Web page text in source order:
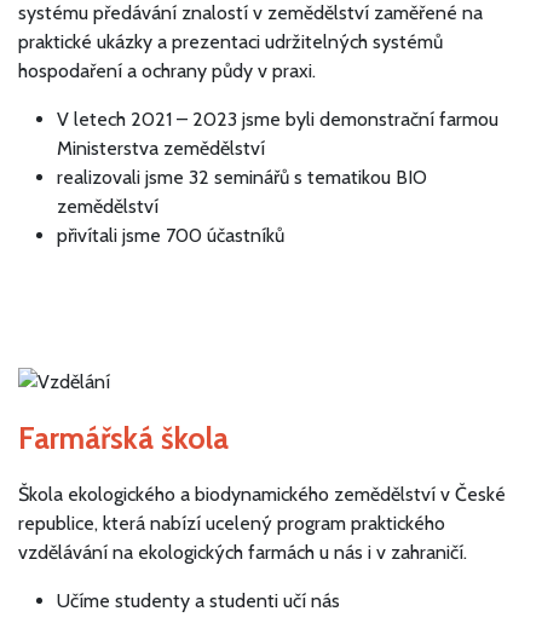
systému předávání znalostí v zemědělství zaměřené na
praktické ukázky a prezentaci udržitelných systémů
hospodaření a ochrany půdy v praxi.
V letech 2021 – 2023 jsme byli demonstrační farmou
Ministerstva zemědělství
realizovali jsme 32 seminářů s tematikou BIO
zemědělství
přivítali jsme 700 účastníků
Farmářská škola
Škola ekologického a biodynamického zemědělství v České
republice, která nabízí ucelený program praktického
vzdělávání na ekologických farmách u nás i v zahraničí.
Učíme studenty a studenti učí nás